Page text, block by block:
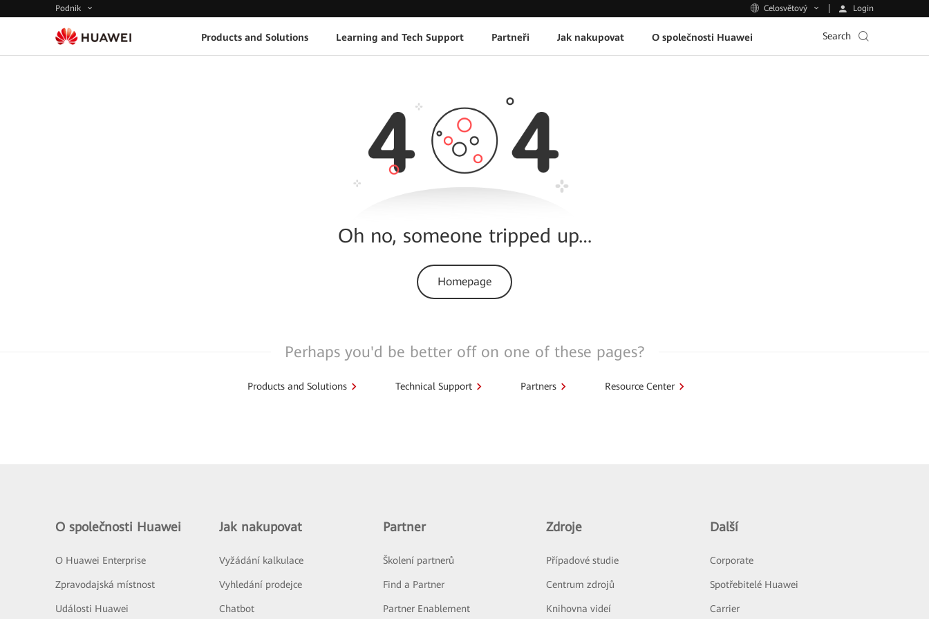
Podnik Celosvětový Login
Products and Solutions Learning and Tech Support Partneři Jak nakupovat O společnosti Huawei Search
Oh no, someone tripped up…
Homepage
Perhaps you'd be better off on one of these pages?
Products and Solutions Technical Support Partners Resource Center
O společnosti Huawei
O Huawei Enterprise
Zpravodajská místnost
Události Huawei
Jak nakupovat
Vyžádání kalkulace
Vyhledání prodejce
Chatbot
Partner
Školení partnerů
Find a Partner
Partner Enablement
Zdroje
Případové studie
Centrum zdrojů
Knihovna videí
Další
Corporate
Spotřebitelé Huawei
Carrier